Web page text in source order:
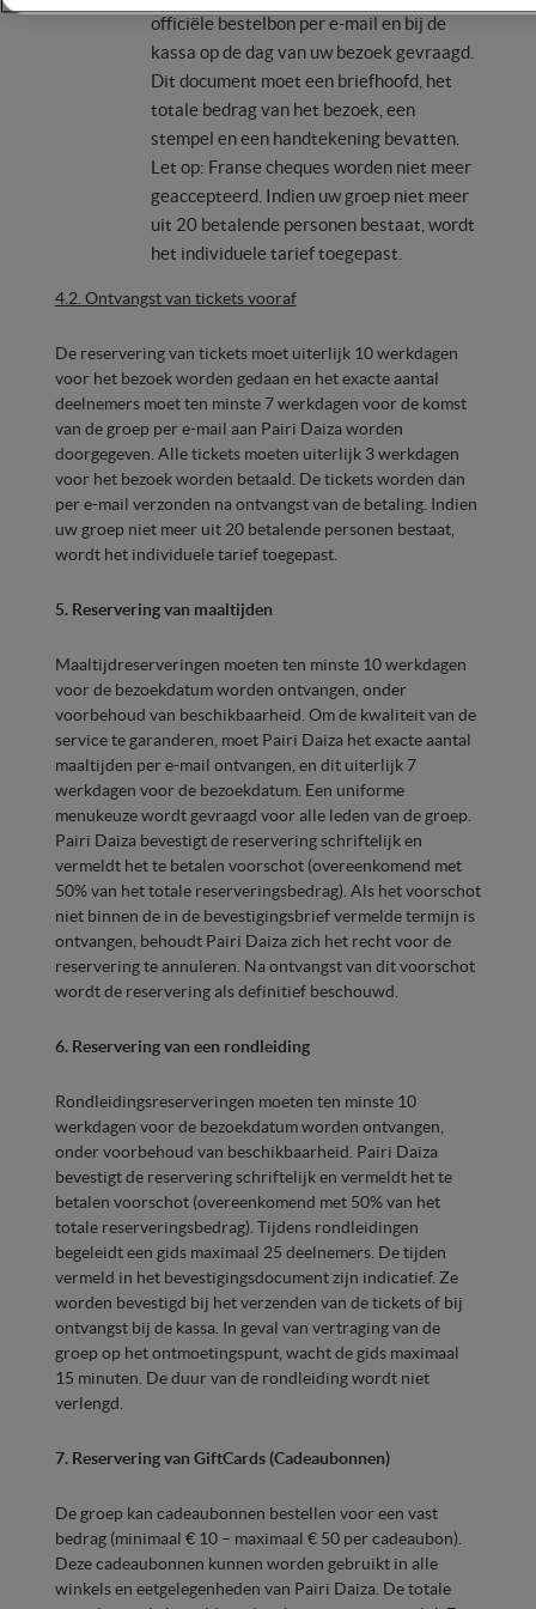
officiële bestelbon per e-mail en bij de
kassa op de dag van uw bezoek gevraagd.
Dit document moet een briefhoofd, het
totale bedrag van het bezoek, een
stempel en een handtekening bevatten.
Let op: Franse cheques worden niet meer
geaccepteerd. Indien uw groep niet meer
uit 20 betalende personen bestaat, wordt
het individuele tarief toegepast.
4.2. Ontvangst van tickets vooraf
De reservering van tickets moet uiterlijk 10 werkdagen
voor het bezoek worden gedaan en het exacte aantal
deelnemers moet ten minste 7 werkdagen voor de komst
van de groep per e-mail aan Pairi Daiza worden
doorgegeven. Alle tickets moeten uiterlijk 3 werkdagen
voor het bezoek worden betaald. De tickets worden dan
per e-mail verzonden na ontvangst van de betaling. Indien
uw groep niet meer uit 20 betalende personen bestaat,
wordt het individuele tarief toegepast.
5. Reservering van maaltijden
Maaltijdreserveringen moeten ten minste 10 werkdagen
voor de bezoekdatum worden ontvangen, onder
voorbehoud van beschikbaarheid. Om de kwaliteit van de
service te garanderen, moet Pairi Daiza het exacte aantal
maaltijden per e-mail ontvangen, en dit uiterlijk 7
werkdagen voor de bezoekdatum. Een uniforme
menukeuze wordt gevraagd voor alle leden van de groep.
Pairi Daiza bevestigt de reservering schriftelijk en
vermeldt het te betalen voorschot (overeenkomend met
50% van het totale reserveringsbedrag). Als het voorschot
niet binnen de in de bevestigingsbrief vermelde termijn is
ontvangen, behoudt Pairi Daiza zich het recht voor de
reservering te annuleren. Na ontvangst van dit voorschot
wordt de reservering als definitief beschouwd.
6. Reservering van een rondleiding
Rondleidingsreserveringen moeten ten minste 10
werkdagen voor de bezoekdatum worden ontvangen,
onder voorbehoud van beschikbaarheid. Pairi Daiza
bevestigt de reservering schriftelijk en vermeldt het te
betalen voorschot (overeenkomend met 50% van het
totale reserveringsbedrag). Tijdens rondleidingen
begeleidt een gids maximaal 25 deelnemers. De tijden
vermeld in het bevestigingsdocument zijn indicatief. Ze
worden bevestigd bij het verzenden van de tickets of bij
ontvangst bij de kassa. In geval van vertraging van de
groep op het ontmoetingspunt, wacht de gids maximaal
15 minuten. De duur van de rondleiding wordt niet
verlengd.
7. Reservering van GiftCards (Cadeaubonnen)
De groep kan cadeaubonnen bestellen voor een vast
bedrag (minimaal € 10 – maximaal € 50 per cadeaubon).
Deze cadeaubonnen kunnen worden gebruikt in alle
winkels en eetgelegenheden van Pairi Daiza. De totale